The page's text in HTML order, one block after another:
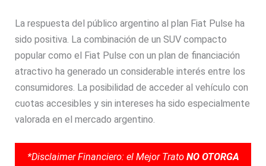
La respuesta del público argentino al plan Fiat Pulse ha
sido positiva. La combinación de un SUV compacto
popular como el Fiat Pulse con un plan de financiación
atractivo ha generado un considerable interés entre los
consumidores. La posibilidad de acceder al vehículo con
cuotas accesibles y sin intereses ha sido especialmente
valorada en el mercado argentino.
*Disclaimer Financiero: el Mejor Trato NO OTORGA